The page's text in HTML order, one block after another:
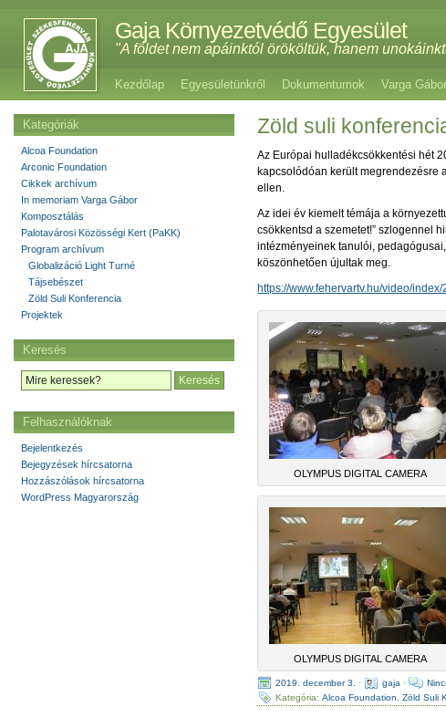
Gaja Környezetvédő Egyesület
"A földet nem apáinktól örököltük, hanem
Kezdőlap Egyesületünkről Dokumentumok Varga
Zöld suli
Az Európai hulladékcsökkentési hét
kapcsolódóan került megrendezésre
ellen.
Az idei év kiemelt témája a
csökkentsd a szemetet!” szlogennel
intézményeinek tanulói,
köszönhetően újultak meg.
https://www.fehervartv.hu/video/
OLYMPUS DIGITAL CAMERA
OLYMPUS DIGITAL CAMERA
2019. december 3. · gaja ·
Kategória:Alcoa Foundation ,Zöld Suli
Kategóriák
Alcoa Foundation
Arconic Foundation
Cikkek archívum
In memoriam Varga Gábor
Komposztálás
Palotavárosi Közösségi Kert (PaKK)
Program archívum
Globalizáció Light Turné
Tájsebészet
Zöld Suli Konferencia
Projektek
Keresés
Felhasználóknak
Bejelentkezés
Bejegyzések hírcsatorna
Hozzászólások hírcsatorna
WordPress Magyarország